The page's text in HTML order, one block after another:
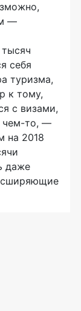
—
себя
туризма,
к тому,
с визами,
чем-то, —
на 2018
даже